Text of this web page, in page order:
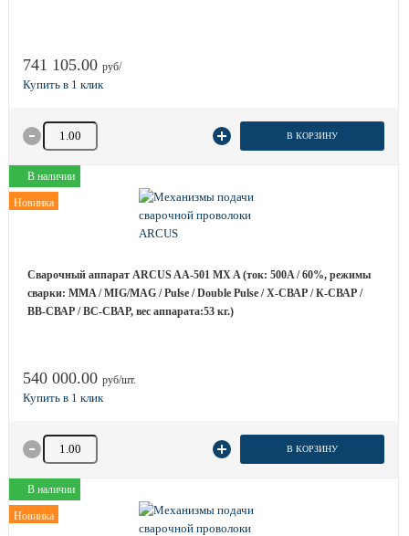
741 105.00 руб/
Количество товара В КОРЗИНУ
В наличии
Новинка
Сварочный аппарат ARCUS AA-501 MX A (ток: 500A / 60%, режимы
сварки: MMA / MIG/MAG / Pulse / Double Pulse / Х-СВАР / К-СВАР /
ВВ-СВАР / ВС-СВАР, вес аппарата:53 кг.)
540 000.00 руб/шт.
Количество товара В КОРЗИНУ
В наличии
Новинка